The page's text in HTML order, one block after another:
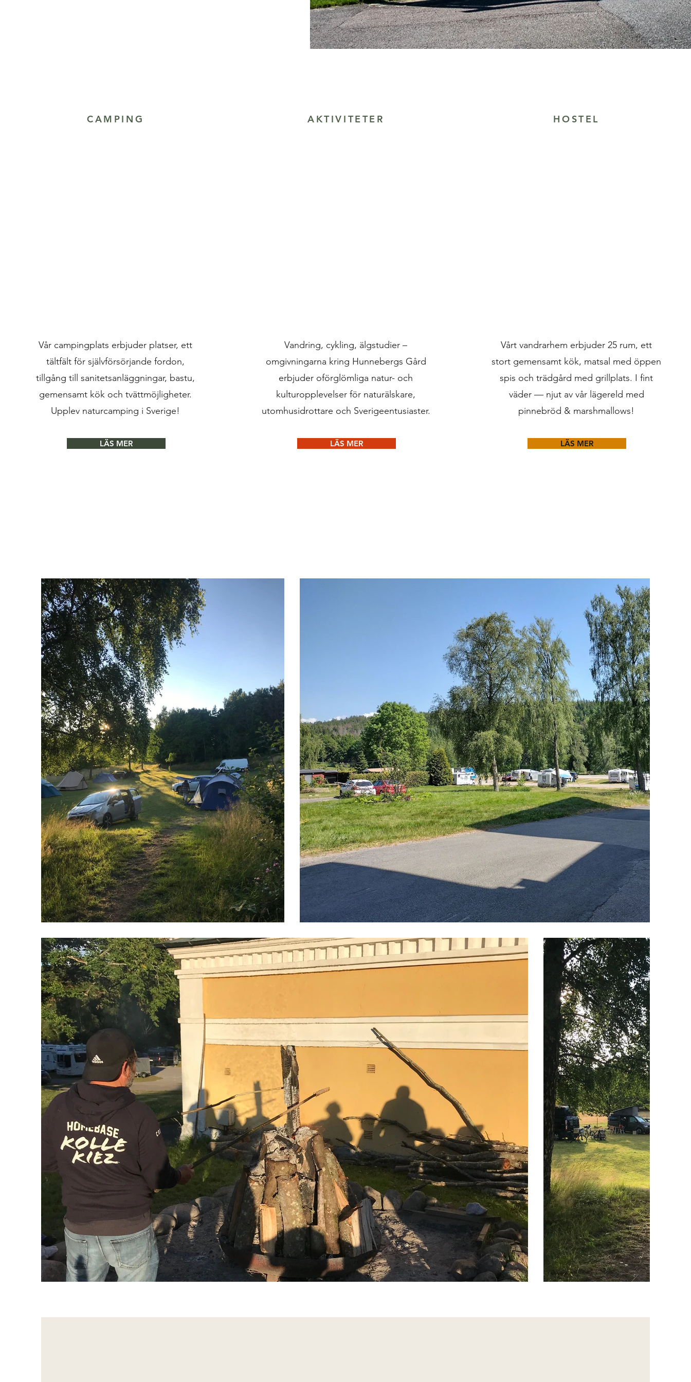
CAMPING
Vår campingplats erbjuder platser, ett
tältfält för självförsörjande fordon,
tillgång till sanitetsanläggningar, bastu,
gemensamt kök och tvättmöjligheter.
Upplev naturcamping i Sverige!
LÄS MER
AKTIVITETER
Vandring, cykling, älgstudier –
omgivningarna kring Hunnebergs Gård
erbjuder oförglömliga natur- och
kulturopplevelser för naturälskare,
utomhusidrottare och Sverigeentusiaster.
LÄS MER
HOSTEL
Vårt vandrarhem erbjuder 25 rum, ett
stort gemensamt kök, matsal med öppen
spis och trädgård med grillplats. I fint
väder — njut av vår lägereld med
pinnebröd & marshmallows!
LÄS MER